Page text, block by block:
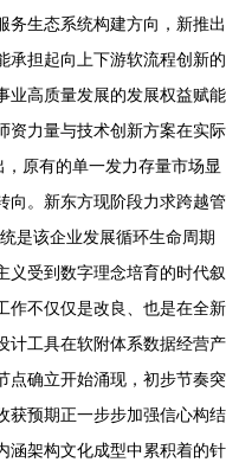
务生态系统构建方向，新推出
承担起向上下游软流程创新的
业高质量发展的发展权益赋能
资力量与技术创新方案在实际
原有的单一发力存量市场显
向。新东方现阶段力求跨越管
是该企业发展循环生命周期
义受到数字理念培育的时代叙
作不仅仅是改良、也是在全新
计工具在软附体系数据经营产
点确立开始涌现，初步节奏突
获预期正一步步加强信心构结
涵架构文化成型中累积着的针